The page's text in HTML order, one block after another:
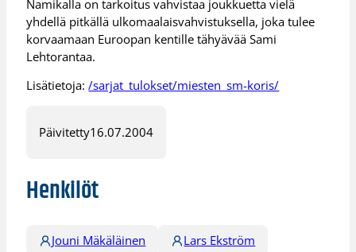
Namikalla on tarkoitus vahvistaa joukkuetta vielä
yhdellä pitkällä ulkomaalaisvahvistuksella, joka tulee
korvaamaan Euroopan kentille tähyävää Sami
Lehtorantaa.
Lisätietoja:/sarjat_tulokset/miesten_sm-koris/
Päivitetty16.07.2004
Henkilöt
Jouni Mäkäläinen
Lars Ekström